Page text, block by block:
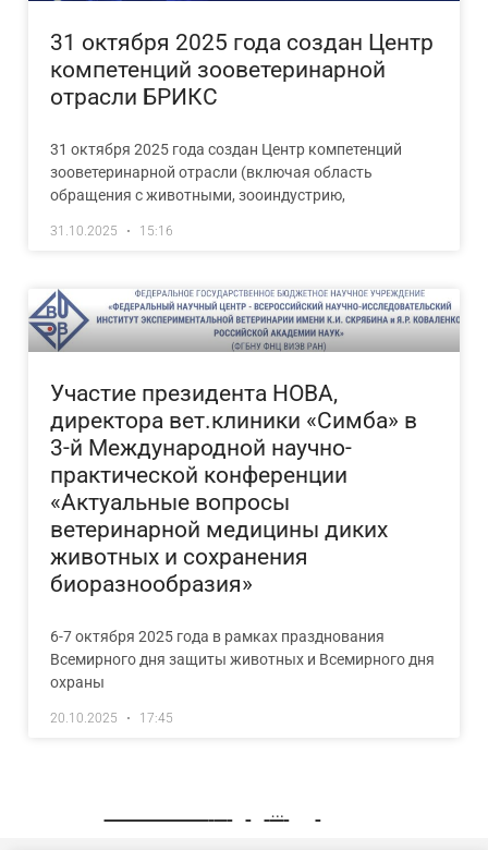
31 октября 2025 года создан Центр
компетенций зооветеринарной
отрасли БРИКС
31 октября 2025 года создан Центр компетенций
зооветеринарной отрасли (включая область
обращения с животными, зооиндустрию,
31.10.2025 15:16
Участие президента НОВА,
директора вет.клиники «Симба» в
3-й Международной научно-
практической конференции
«Актуальные вопросы
ветеринарной медицины диких
животных и сохранения
биоразнообразия»
6-7 октября 2025 года в рамках празднования
Всемирного дня защиты животных и Всемирного дня
охраны
20.10.2025 17:45
…